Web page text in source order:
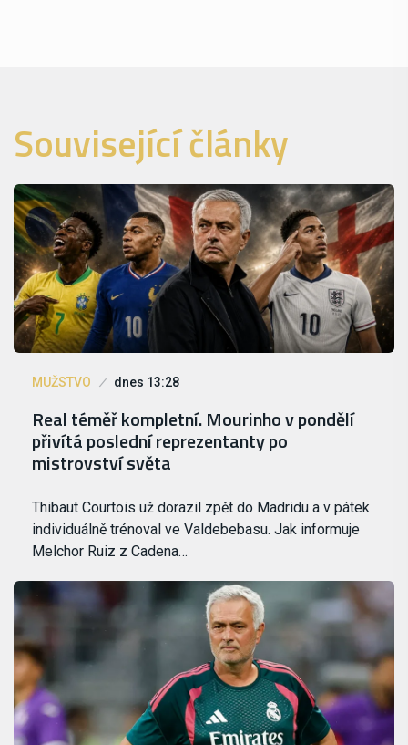
Související články
MUŽSTVO dnes 13:28
Real téměř kompletní. Mourinho v pondělí
přivítá poslední reprezentanty po
mistrovství světa
Thibaut Courtois už dorazil zpět do Madridu a v pátek
individuálně trénoval ve Valdebebasu. Jak informuje
Melchor Ruiz z Cadena…